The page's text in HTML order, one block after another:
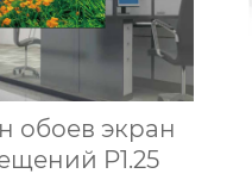
обоев экран
P1.25